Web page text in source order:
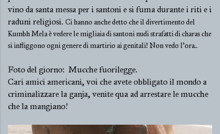
vino da santa messa per i santoni e si fuma durante i riti e i
raduni religiosi. Ci hanno anche detto che il divertimento del
Kumbh Mela è vedere le migliaia di santoni nudi strafatti di charas che
si infliggono ogni genere di martirio ai genitali! Non vedo l'ora..
Foto del giorno: Mucche fuorilegge.
Cari amici americani, voi che avete obbligato il mondo a
criminalizzare la ganja, venite qua ad arrestare le mucche
che la mangiano!